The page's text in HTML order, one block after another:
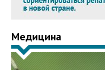
Медицина